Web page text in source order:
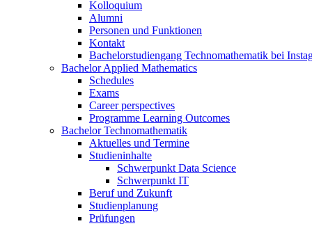
Kolloquium
Alumni
Personen und Funktionen
Kontakt
Bachelorstudiengang Technomathematik bei
Bachelor Applied Mathematics
Schedules
Exams
Career perspectives
Programme Learning Outcomes
Bachelor Technomathematik
Aktuelles und Termine
Studieninhalte
Schwerpunkt Data Science
Schwerpunkt IT
Beruf und Zukunft
Studienplanung
Prüfungen